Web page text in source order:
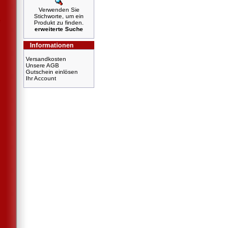
Verwenden Sie
Stichworte, um ein
Produkt zu finden.
erweiterte Suche
Informationen
Versandkosten
Unsere AGB
Gutschein einlösen
Ihr Account